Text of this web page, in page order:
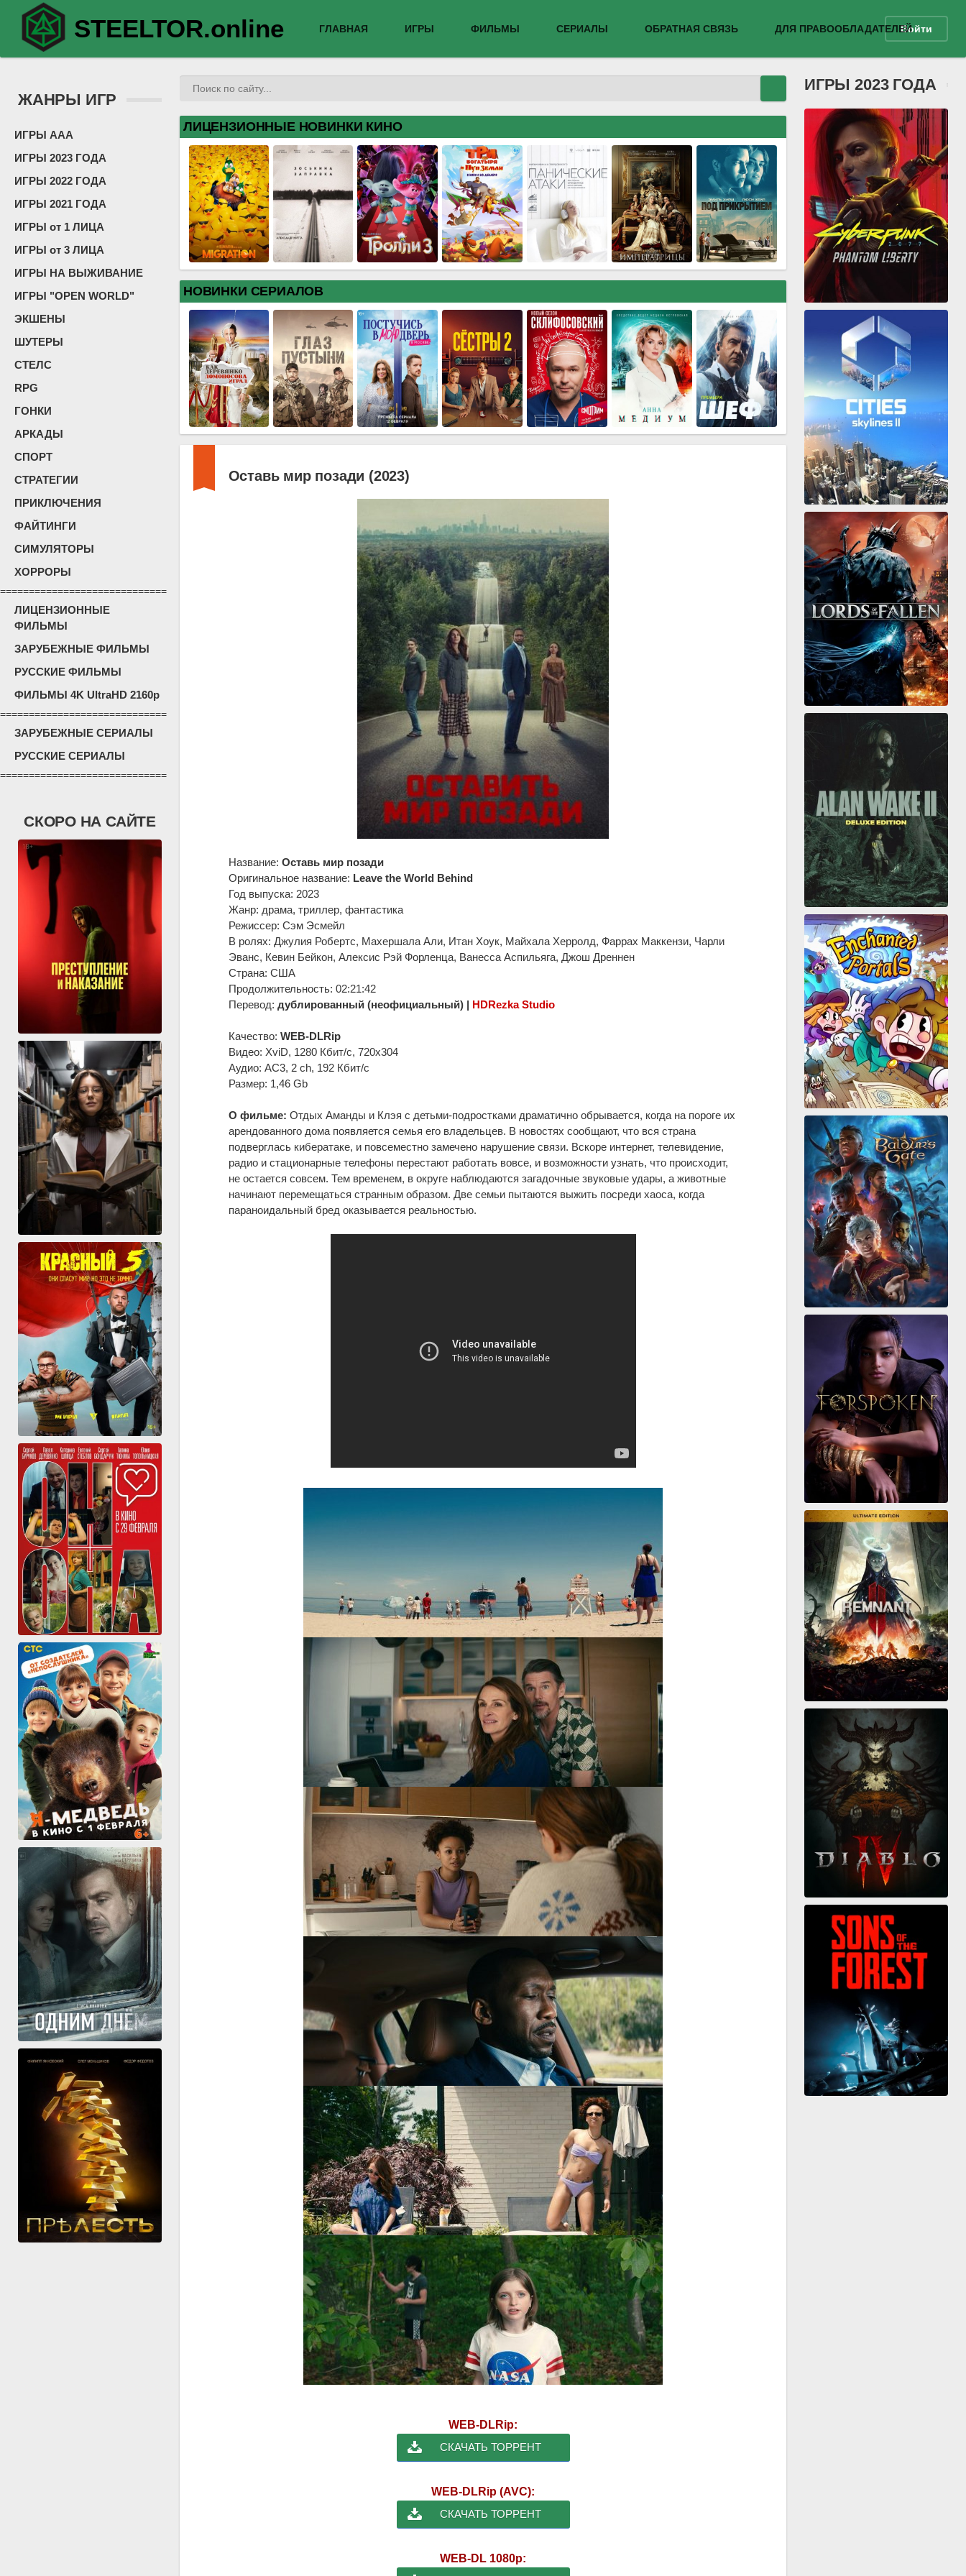
STEELTOR.online ГЛАВНАЯ ИГРЫ ФИЛЬМЫ СЕРИАЛЫ ОБРАТНАЯ СВЯЗЬ ДЛЯ ПРАВООБЛАДАТЕЛЕЙВойти
ЖАНРЫ ИГР
ИГРЫ ААА
ИГРЫ 2023 ГОДА
ИГРЫ 2022 ГОДА
ИГРЫ 2021 ГОДА
ИГРЫ от 1 ЛИЦА
ИГРЫ от 3 ЛИЦА
ИГРЫ НА ВЫЖИВАНИЕ
ИГРЫ "OPEN WORLD"
ЭКШЕНЫ
ШУТЕРЫ
СТЕЛС
RPG
ГОНКИ
АРКАДЫ
СПОРТ
СТРАТЕГИИ
ПРИКЛЮЧЕНИЯ
ФАЙТИНГИ
СИМУЛЯТОРЫ
ХОРРОРЫ
=============================
ЛИЦЕНЗИОННЫЕ
ФИЛЬМЫ
ЗАРУБЕЖНЫЕ ФИЛЬМЫ
РУССКИЕ ФИЛЬМЫ
ФИЛЬМЫ 4K UltraHD 2160p
=============================
ЗАРУБЕЖНЫЕ СЕРИАЛЫ
РУССКИЕ СЕРИАЛЫ
=============================
СКОРО НА САЙТЕ
ЛИЦЕНЗИОННЫЕ НОВИНКИ КИНО
НОВИНКИ СЕРИАЛОВ
Оставь мир позади (2023)
Название: Оставь мир позади
Оригинальное название: Leave the World Behind
Год выпуска: 2023
Жанр: драма, триллер, фантастика
Режиссер: Сэм Эсмейл
В ролях: Джулия Робертс, Махершала Али, Итан Хоук, Майхала Херролд, Фаррах Маккензи, Чарли
Эванс, Кевин Бейкон, Алексис Рэй Форленца, Ванесса Аспильяга, Джош Дреннен
Страна: США
Продолжительность: 02:21:42
Перевод: дублированный (неофициальный) | HDRezka Studio
Качество: WEB-DLRip
Видео: XviD, 1280 Кбит/с, 720x304
Аудио: AC3, 2 ch, 192 Кбит/с
Размер: 1,46 Gb
О фильме: Отдых Аманды и Клэя с детьми-подростками драматично обрывается, когда на пороге их
арендованного дома появляется семья его владельцев. В новостях сообщают, что вся страна
подверглась кибератаке, и повсеместно замечено нарушение связи. Вскоре интернет, телевидение,
радио и стационарные телефоны перестают работать вовсе, и возможности узнать, что происходит,
не остается совсем. Тем временем, в округе наблюдаются загадочные звуковые удары, а животные
начинают перемещаться странным образом. Две семьи пытаются выжить посреди хаоса, когда
параноидальный бред оказывается реальностью.
WEB-DLRip:
СКАЧАТЬ ТОРРЕНТ
WEB-DLRip (AVC):
СКАЧАТЬ ТОРРЕНТ
WEB-DL 1080p:
ИГРЫ 2023 ГОДА